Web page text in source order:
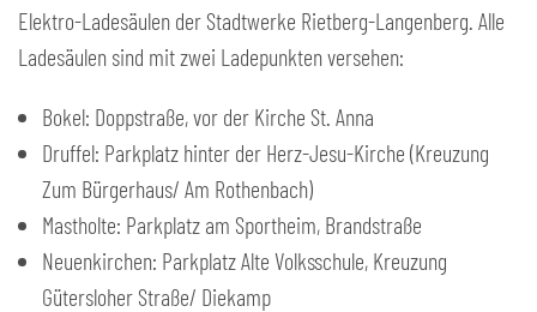
Elektro-Ladesäulen der Stadtwerke Rietberg-Langenberg. Alle
Ladesäulen sind mit zwei Ladepunkten versehen:
Bokel: Doppstraße, vor der Kirche St. Anna
Druffel: Parkplatz hinter der Herz-Jesu-Kirche (Kreuzung
Zum Bürgerhaus/ Am Rothenbach)
Mastholte: Parkplatz am Sportheim, Brandstraße
Neuenkirchen: Parkplatz Alte Volksschule, Kreuzung
Gütersloher Straße/ Diekamp